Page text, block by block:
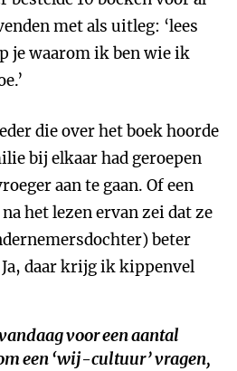
met als uitleg: ‘lees
je waarom ik ben wie ik
die over het boek hoorde
bij elkaar had geroepen
aan te gaan. Of een
het lezen ervan zei dat ze
beter
daar krijg ik kippenvel
voor een aantal
een ‘wij-cultuur’ vragen,